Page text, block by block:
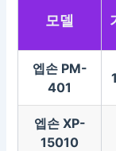
모델
엡손 PM-
401
엡손 XP-
15010